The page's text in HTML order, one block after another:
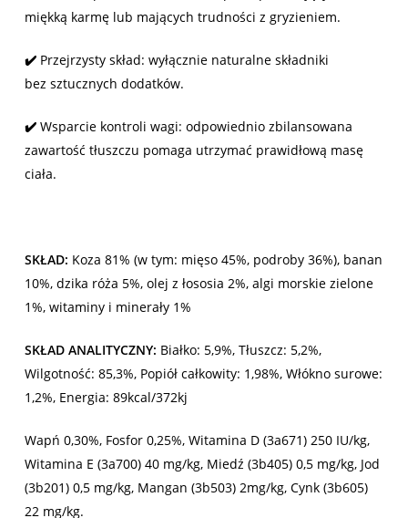
miękką karmę lub mających trudności z gryzieniem.
✔️Przejrzysty skład: wyłącznie naturalne składniki
bez sztucznych dodatków.
✔️Wsparcie kontroli wagi: odpowiednio zbilansowana
zawartość tłuszczu pomaga utrzymać prawidłową masę
ciała.
SKŁAD: Koza 81% (w tym: mięso 45%, podroby 36%), banan
10%, dzika róża 5%, olej z łososia 2%, algi morskie zielone
1%, witaminy i minerały 1%
SKŁAD ANALITYCZNY: Białko: 5,9%, Tłuszcz: 5,2%,
Wilgotność: 85,3%, Popiół całkowity: 1,98%, Włókno surowe:
1,2%, Energia: 89kcal/372kj
Wapń 0,30%, Fosfor 0,25%, Witamina D (3a671) 250 IU/kg,
Witamina E (3a700) 40 mg/kg, Miedź (3b405) 0,5 mg/kg, Jod
(3b201) 0,5 mg/kg, Mangan (3b503) 2mg/kg, Cynk (3b605)
22 mg/kg.